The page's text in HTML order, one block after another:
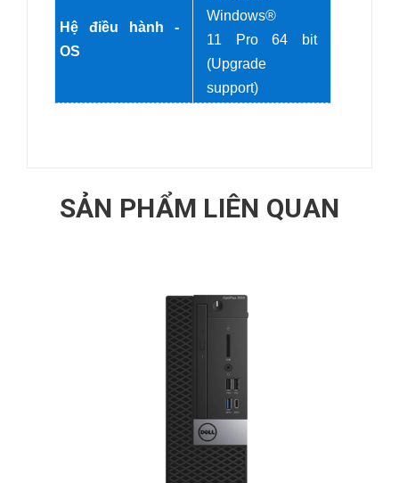
Hệ điều hành -
OS
Windows®
11 Pro 64 bit
(Upgrade
support)
SẢN PHẨM LIÊN QUAN